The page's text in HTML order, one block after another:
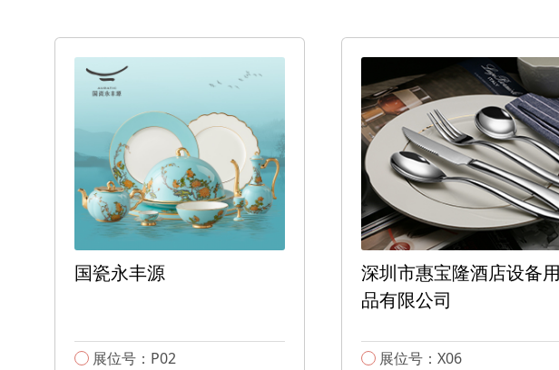
国瓷永丰源
展位号：P02
深圳市惠宝隆酒店设备用
品有限公司
展位号：X06